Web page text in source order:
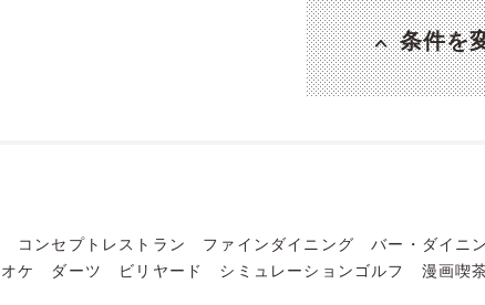
条件を
コンセプトレストラン ファインダイニング バー・ダイニ
ケ ダーツ ビリヤード シミュレーションゴルフ 漫画喫